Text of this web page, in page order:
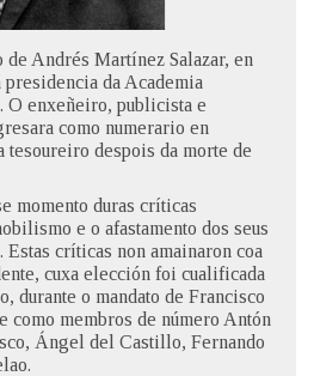
IDENTIDADE CORPORATIVA
CASA-MUSEO EMILIA PARDO
BAZÁN
FIGURAS HOMENAXEADAS
HISTORIA
60 ANOS DLG
PRIMAVERA DAS LETRAS
de Andrés Martínez Salazar, en
presidencia da Academia
O enxeñeiro, publicista e
como numerario en
tesoureiro despois da morte de
momento duras críticas
e o afastamento dos seus
críticas non amainaron coa
cuxa elección foi cualificada
durante o mandato de Francisco
como membros de número Antón
Ángel del Castillo, Fernando